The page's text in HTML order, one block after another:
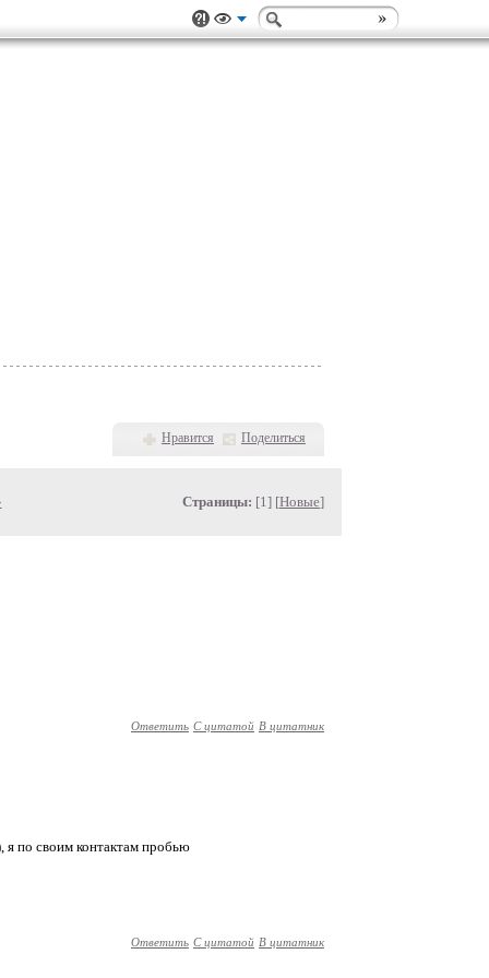
Нравится Поделиться
Страницы: [1] [Новые]
Ответить С цитатой В цитатник
я по своим контактам пробью
Ответить С цитатой В цитатник